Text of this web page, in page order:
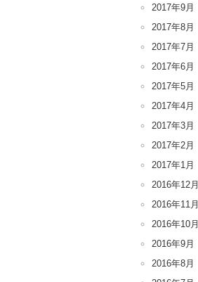
2017年9月
2017年8月
2017年7月
2017年6月
2017年5月
2017年4月
2017年3月
2017年2月
2017年1月
2016年12月
2016年11月
2016年10月
2016年9月
2016年8月